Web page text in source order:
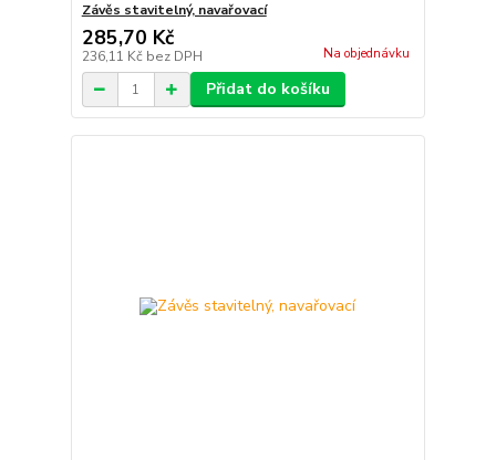
Závěs stavitelný, navařovací
285,70 Kč
236,11 Kč bez DPH Na objednávku
Přidat do košíku